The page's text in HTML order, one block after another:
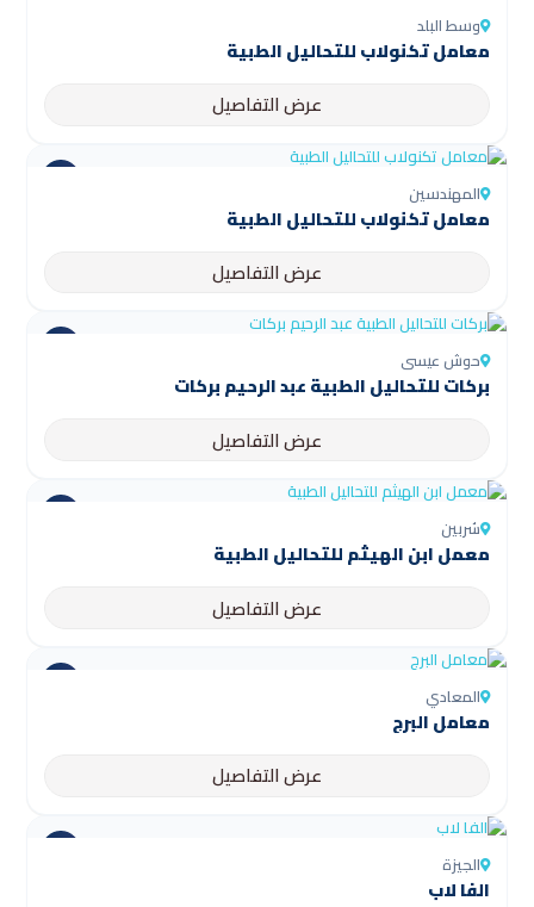
وسط البلد
معامل تكنولاب للتحاليل الطبية
عرض التفاصيل
المهندسين
معامل تكنولاب للتحاليل الطبية
عرض التفاصيل
حوش عيسى
بركات للتحاليل الطبية عبد الرحيم بركات
عرض التفاصيل
شربين
عرض التفاصيل
المعادي
معامل البرج
عرض التفاصيل
الجيزة
الفا لاب